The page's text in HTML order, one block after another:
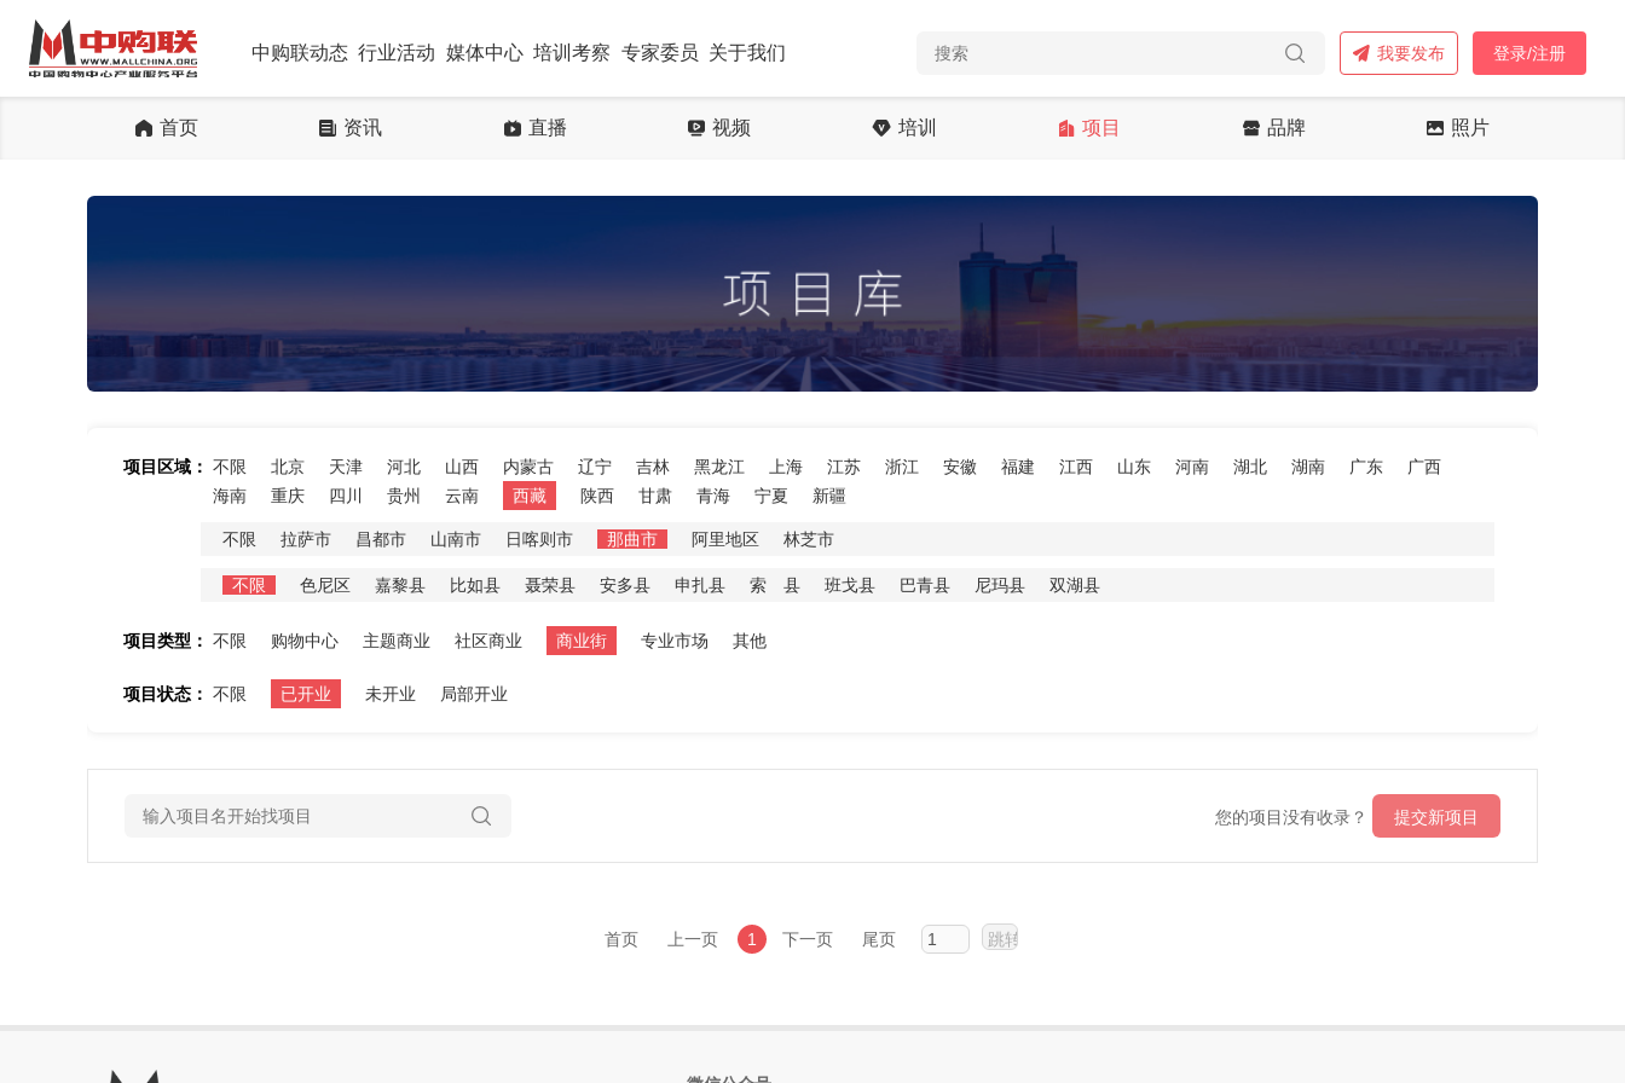
中购联动态 行业活动 媒体中心 培训考察 专家委员 关于我们 我要发布 登录/注册
首页 资讯 直播 视频 培训 项目 品牌 照片
项目区域： 不限 北京 天津 河北 山西 内蒙古 辽宁 吉林 黑龙江 上海 江苏 浙江 安徽 福建 江西 山东 河南 湖北 湖南 广东
广西
海南
重庆 四川 贵州 云南 西藏 陕西 甘肃 青海 宁夏 新疆
不限 拉萨市 昌都市 山南市 日喀则市 那曲市 阿里地区 林芝市
不限 色尼区 嘉黎县 比如县 聂荣县 安多县 申扎县 索 县 班戈县 巴青县 尼玛县 双湖县
项目类型： 不限 购物中心 主题商业 社区商业 商业街 专业市场 其他
项目状态： 不限 已开业 未开业 局部开业
您的项目没有收录？ 提交新项目
首页 上一页 1 下一页 尾页